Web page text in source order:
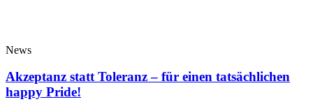
News
Akzeptanz statt Toleranz – für einen tatsächlichen
happy Pride!